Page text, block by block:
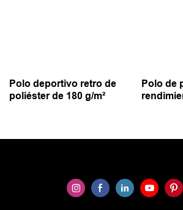
Polo deportivo retro de
poliéster de 180 g/m²
Polo de